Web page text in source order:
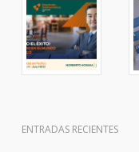
ENTRADAS RECIENTES